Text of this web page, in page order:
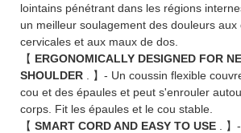
lointains pénétrant dans les régions
un meilleur soulagement des douleurs aux
cervicales et aux maux de dos.
【 ERGONOMICALLY DESIGNED FOR
SHOULDER
. 】- Un coussin flexible
cou et des épaules et peut s'enrouler
corps. Fit les épaules et le cou stable.
【 SMART CORD AND EASY TO USE
.